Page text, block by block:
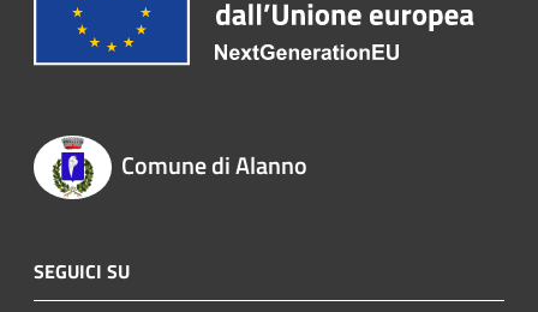
Comune di Alanno
SEGUICI SU